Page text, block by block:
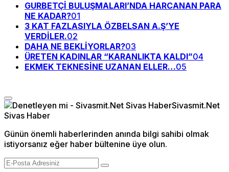
GURBETÇİ BULUŞMALARI’NDA HARCANAN PARA
NE KADAR?01
3 KAT FAZLASIYLA ÖZBELSAN A.Ş’YE
VERDİLER.02
DAHA NE BEKLİYORLAR?03
ÜRETEN KADINLAR “KARANLIKTA KALDI”04
EKMEK TEKNESİNE UZANAN ELLER…05
Günün önemli haberlerinden anında bilgi sahibi olmak
istiyorsanız eğer haber bültenine üye olun.